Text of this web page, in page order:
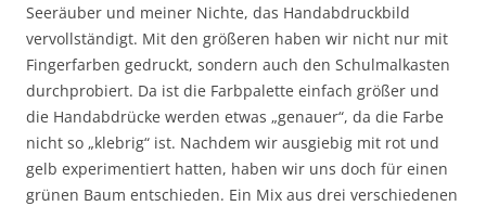
Seeräuber und meiner Nichte, das Handabdruckbild
vervollständigt. Mit den größeren haben wir nicht nur mit
Fingerfarben gedruckt, sondern auch den Schulmalkasten
durchprobiert. Da ist die Farbpalette einfach größer und
die Handabdrücke werden etwas „genauer“, da die Farbe
nicht so „klebrig“ ist. Nachdem wir ausgiebig mit rot und
gelb experimentiert hatten, haben wir uns doch für einen
grünen Baum entschieden. Ein Mix aus drei verschiedenen